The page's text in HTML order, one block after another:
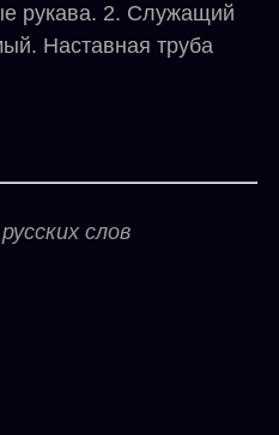
рукава. 2. Служащий
Наставная труба
слов